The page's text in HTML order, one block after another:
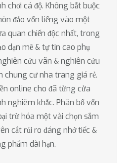
chơi cá độ. Không bắt buộc
đảo vốn liếng vào một
quan chiến độc nhất, trong
dạn mẽ & tự tin cao phụ
cứu vãn & nghiên cứu
chung cư nha trang giá rẻ.
online cho đã từng cửa
nghiêm khắc. Phân bổ vốn
trừ hóa một vài chọn sắm
cắt rủi ro đáng nhớ tiếc &
phẩm dài hạn.